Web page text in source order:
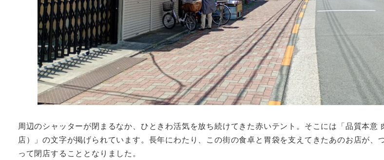
周辺のシャッターが閉まるなか、ひときわ活気を放ち続けてきた赤いテント。そこには「品質本意
店）」の文字が掲げられています。長年にわたり、この街の食卓と胃袋を支えてきたあのお店が、
って閉店することとなりました。